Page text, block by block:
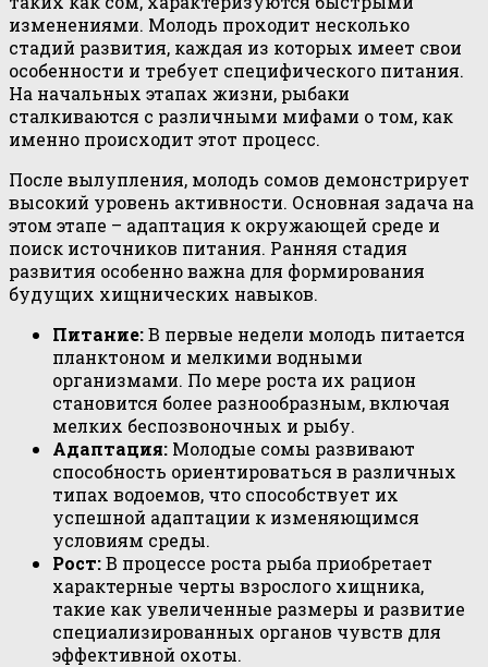
изменениями. Молодь проходит несколько
стадий развития, каждая из которых имеет свои
особенности и требует специфического питания.
На начальных этапах жизни, рыбаки
сталкиваются с различными мифами о том, как
именно происходит этот процесс.
После вылупления, молодь сомов демонстрирует
высокий уровень активности. Основная задача на
этом этапе – адаптация к окружающей среде и
поиск источников питания. Ранняя стадия
развития особенно важна для формирования
будущих хищнических навыков.
Питание:В первые недели молодь питается
планктоном и мелкими водными
организмами. По мере роста их рацион
становится более разнообразным, включая
мелких беспозвоночных и рыбу.
Адаптация: Молодые сомы развивают
способность ориентироваться в различных
типах водоемов, что способствует их
успешной адаптации к изменяющимся
условиям среды.
Рост:В процессе роста рыба приобретает
характерные черты взрослого хищника,
такие как увеличенные размеры и развитие
специализированных органов чувств для
эффективной охоты.